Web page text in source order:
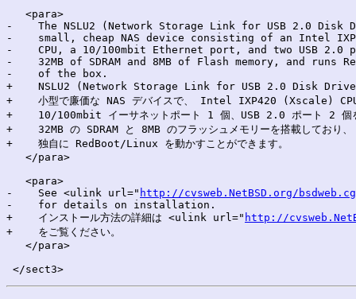
   <para>
-    The NSLU2 (Network Storage Link for USB 2.0 Disk
-    small, cheap NAS device consisting of an Intel
-    CPU, a 10/100mbit Ethernet port, and two USB
-    32MB of SDRAM and 8MB of Flash memory, and runs
-    of the box.
+    NSLU2 (Network Storage Link for USB 2.0 Disk
+    小型で廉価な NAS デバイスで、 Intel IXP420 (Xscale)
+    10/100mbit イーサネットポート 1 個、USB 2.0 ポート 2 個を
+    32MB の SDRAM と 8MB のフラッシュメモリーを搭載しており、
+    独自に RedBoot/Linux を動かすことができます。
   </para>
   <para>
-    See <ulink url=" http://cvsweb.NetBSD.org/
-    for details on installation.
+    インストール方法の詳細は <ulink url=" http://
+    をご覧ください。
   </para>